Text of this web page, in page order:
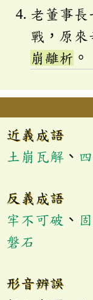
老董事長
戰，原
崩離析 。
近義成語
土崩瓦解 、
反義成語
牢不可破 、
磐石
形音辨誤